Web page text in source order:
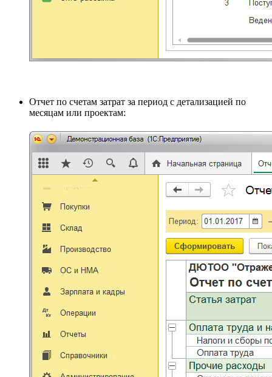
Отчет по счетам затрат за период с детализацией по
месяцам или проектам: